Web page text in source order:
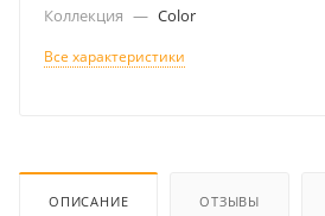
Коллекция — Color
Все характеристики
ОПИСАНИЕ ОТЗЫВЫ